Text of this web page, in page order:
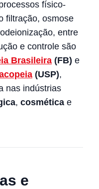
físico-
filtração, osmose
entre
e controle são
Brasileira (FB) e
(USP),
nas indústrias
, cosmética e
e